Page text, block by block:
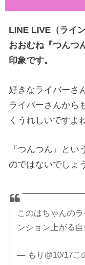
LINE LIVE（ライ
おおむね『つんつ
印象です。
好きなライバーさ
ライバーさんから
くうれしいですよ
『つんつん』と
のではないでしょ
このはちゃんの
ンション上がる
— もり@10/17こ